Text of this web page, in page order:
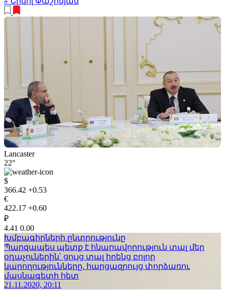
Lancaster
22°
$
366.42 +0.53
€
422.17 +0.60
₽
4.41 0.00
Խմբագիրների ընտրությունը
Պարզապես պետք է հնարավորություն տալ մեր
օդաչուներին՝ ցույց տալ իրենց բոլոր
կարողությունները. հարցազրույց փորձառու
մասնագետի հետ
21.11.2020, 20:11